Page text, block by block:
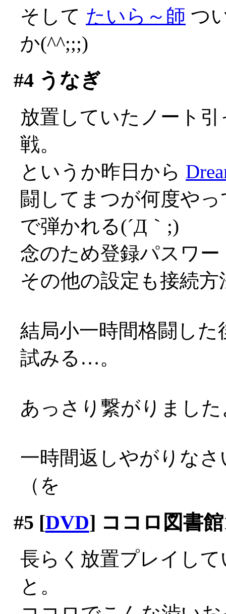
そして たいら～師 つ
か(^^;;;)
#4うなぎ
放置していたノート
戦。
というか昨日から
闘してまつが何度や
で弾かれる(´Д｀;)
念のため登録パスワ
その他の設定も接続
結局小一時間格闘し
試みる…。
あっさり繋がりました
一時間返しやがりな
（を
#5 [DVD] ココロ図書館
長らく放置プレイし
と。